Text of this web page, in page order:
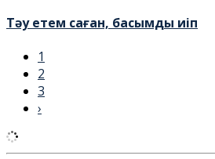
Тәу етем саған, басымды иіп
1
2
3
›